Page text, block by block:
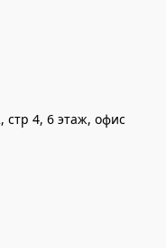
стр 4, 6 этаж, офис